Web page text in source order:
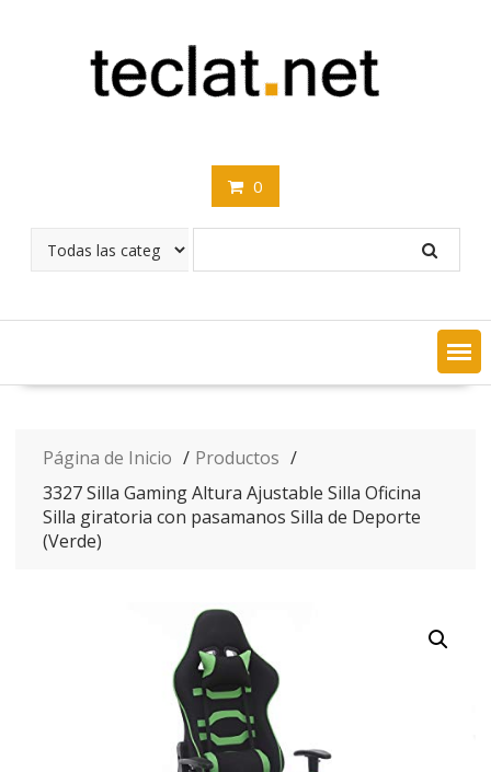
0
Página de Inicio
Productos
3327 Silla Gaming Altura Ajustable Silla Oficina
Silla giratoria con pasamanos Silla de Deporte
(Verde)